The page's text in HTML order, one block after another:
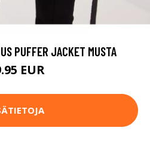
PUFFER JACKET MUSTA
EUR